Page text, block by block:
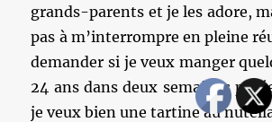
grands-parents et je les adore,
pas à m’interrompre en pleine
demander si je veux manger
24 ans dans deux semaines
je veux bien une tartine au